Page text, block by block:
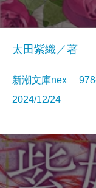
太田紫織／著
新潮文庫nex
2024/12/24